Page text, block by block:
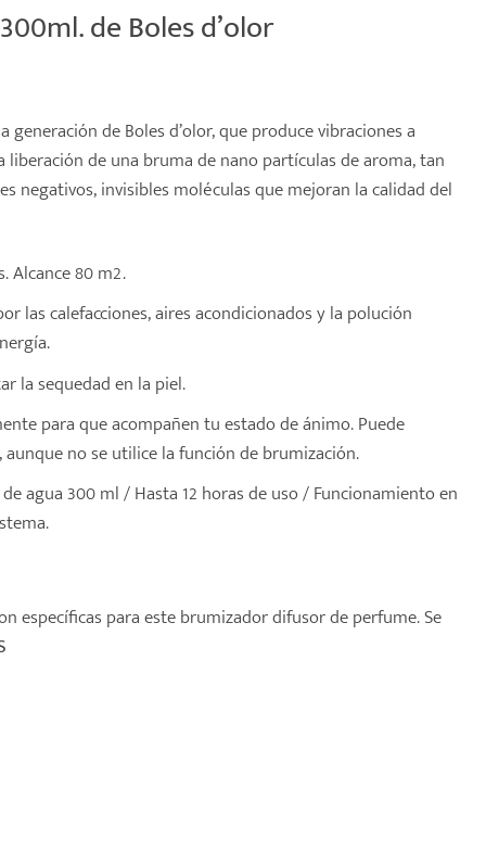
de Boles d’olor
generación de Boles d’olor, que produce vibraciones a
de una bruma de nano partículas de aroma, tan
negativos, invisibles moléculas que mejoran la calidad del
Alcance 80 m2.
las calefacciones, aires acondicionados y la polución
la sequedad en la piel.
para que acompañen tu estado de ánimo. Puede
no se utilice la función de brumización.
agua 300 ml / Hasta 12 horas de uso / Funcionamiento en
específicas para este brumizador difusor de perfume. Se